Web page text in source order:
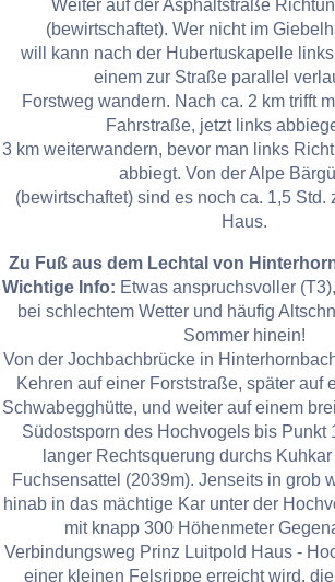
Weiter auf der Asphaltstraße
(bewirtschaftet). Wer nicht im
will kann nach der Hubertuskapelle
einem zur Straße parallel
Forstweg wandern. Nach ca. 2 km trifft
Fahrstraße, jetzt links
3 km weiterwandern, bevor man links
abbiegt. Von der Alpe
(bewirtschaftet) sind es noch ca. 1,5 Std.
Haus.
Zu Fuß aus dem Lechtal von
Wichtige Info: Etwas anspruchsvoller
bei schlechtem Wetter und häufig
Sommer hinein!
Von der Jochbachbrücke in
Kehren auf einer Forststraße, später auf
Schwabegghütte, und weiter auf einem
Südostsporn des Hochvogels bis Punkt
langer Rechtsquerung durchs
Fuchsensattel (2039m). Jenseits in grob
hinab in das mächtige Kar unter der
mit knapp 300 Höhenmeter
Verbindungsweg Prinz Luitpold Haus -
einer kleinen Felsrippe erreicht wird,